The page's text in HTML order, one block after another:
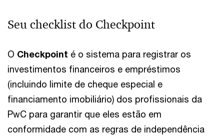
Seu checklist do Checkpoint
O Checkpoint é o sistema para registrar os
investimentos financeiros e empréstimos
(incluindo limite de cheque especial e
financiamento imobiliário) dos profissionais da
PwC para garantir que eles estão em
conformidade com as regras de independência